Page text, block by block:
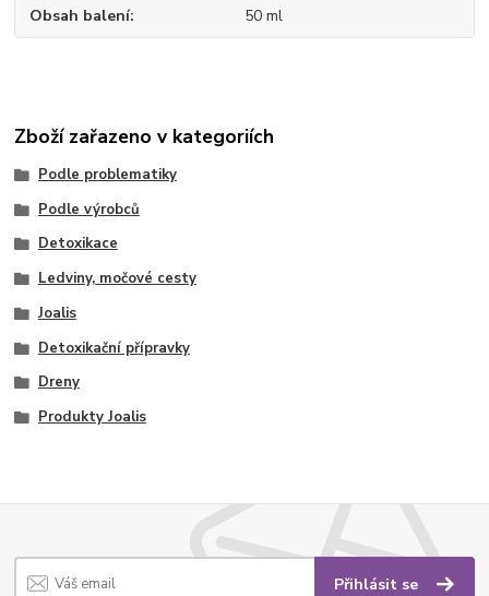
Obsah balení 50 ml
Zboží zařazeno v kategoriích
Podle problematiky
Podle výrobců
Detoxikace
Ledviny, močové cesty
Joalis
Detoxikační přípravky
Dreny
Produkty Joalis
Přihlásit se